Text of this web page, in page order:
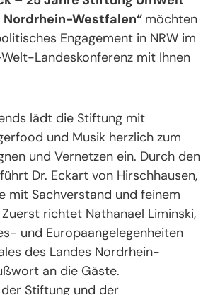
Westfalen“ möchten
Engagement in NRW im
Landeskonferenz mit Ihnen
lädt die Stiftung mit
und Musik herzlich zum
und Vernetzen ein. Durch den
Dr. Eckart von Hirschhausen,
mit Sachverstand und feinem
richtet Nathanael Liminski,
und Europaangelegenheiten
des Landes Nordrhein-
an die Gäste.
Stiftung und der